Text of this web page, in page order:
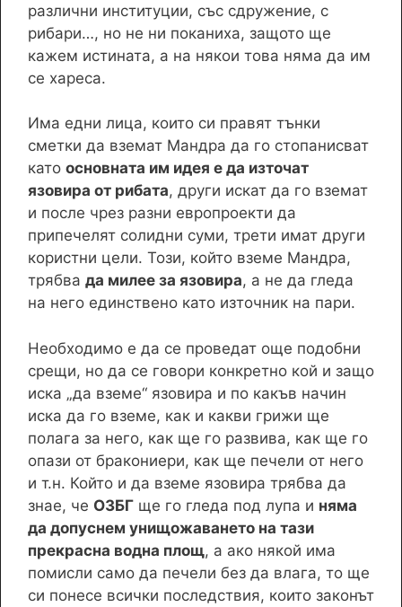
различни институции, със сдружение, с
рибари…, но не ни поканиха, защото ще
кажем истината, а на някои това няма да им
се хареса.
Има едни лица, които си правят тънки
сметки да вземат Мандра да го стопанисват
като основната им идея е да източат
язовира от рибата, други искат да го вземат
и после чрез разни европроекти да
припечелят солидни суми, трети имат други
користни цели. Този, който вземе Мандра,
трябва да милее за язовира, а не да гледа
на него единствено като източник на пари.
Необходимо е да се проведат още подобни
срещи, но да се говори конкретно кой и защо
иска „да вземе“ язовира и по какъв начин
иска да го вземе, как и какви грижи ще
полага за него, как ще го развива, как ще го
опази от бракониери, как ще печели от него
и т.н. Който и да вземе язовира трябва да
знае, че ОЗБГ ще го гледа под лупа и няма
да допуснем унищожаването на тази
прекрасна водна площ, а ако някой има
помисли само да печели без да влага, то ще
си понесе всички последствия, които законът